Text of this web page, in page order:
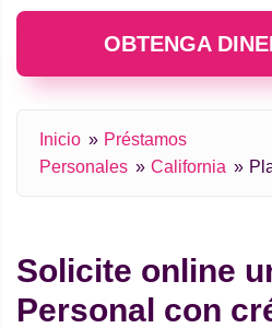
OBTENGA
Inicio
Préstamos
Personales
California
Solicite online
Personal con